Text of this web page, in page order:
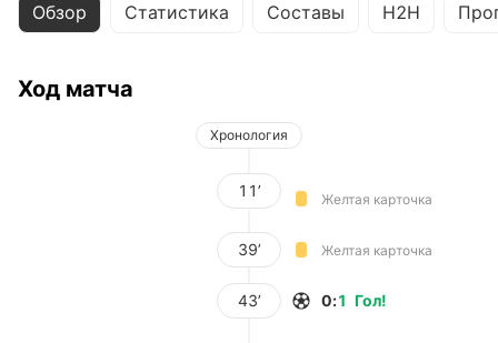
Обзор Статистика Составы H2H
Ход матча
Хронология
11’ Желтая карточка
39’ Желтая карточка
43’ Гол!
0:1